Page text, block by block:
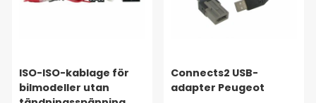
ISO-ISO-kablage för
bilmodeller utan
Connects2 USB-
adapter Peugeot